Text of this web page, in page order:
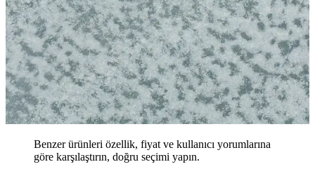
Benzer ürünleri özellik, fiyat ve kullanıcı yorumlarına
göre karşılaştırın, doğru seçimi yapın.